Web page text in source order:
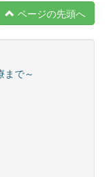
ページの先頭へ
まで～